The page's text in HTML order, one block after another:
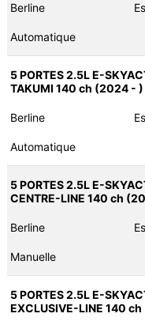
Berline
Automatique
5 PORTES 2.5L E-
TAKUMI 140 ch (2024 - )
Berline
Automatique
5 PORTES 2.5L E-
CENTRE-LINE 140 ch
Berline
Manuelle
5 PORTES 2.5L E-
EXCLUSIVE-LINE 140